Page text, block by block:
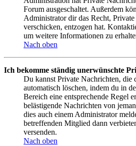
Forum ausgeschaltet. Außerdem
Administrator dir das Recht,
verschicken, entzogen hat.
um weitere Informationen zu
Nach oben
Ich bekomme ständig unerwünschte
Du kannst Private Nachrichten, die
automatisch löschen, indem du in
Bereich eine entsprechende Regel
belästigende Nachrichten von
dies auch einem Administrator
betreffenden Mitglied dann
versenden.
Nach oben